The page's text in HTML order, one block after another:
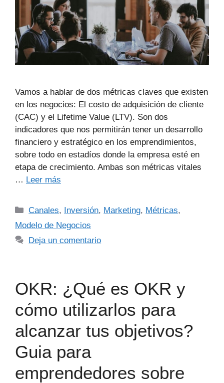
Vamos a hablar de dos métricas claves que existen
en los negocios: El costo de adquisición de cliente
(CAC) y el Lifetime Value (LTV). Son dos
indicadores que nos permitirán tener un desarrollo
financiero y estratégico en los emprendimientos,
sobre todo en estadíos donde la empresa esté en
etapa de crecimiento. Ambas son métricas vitales
… Leer más
Canales, Inversión, Marketing, Métricas,
Modelo de Negocios
Deja un comentario
OKR: ¿Qué es OKR y
cómo utilizarlos para
alcanzar tus objetivos?
Guia para
emprendedores sobre